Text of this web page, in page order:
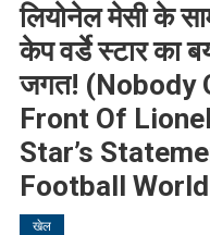
लियोनेल मेसी के
केप वर्डे स्टार का
जगत! (Nobody
Front Of
Star’s
Football
खेल